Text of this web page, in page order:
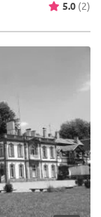
5.0 (2)